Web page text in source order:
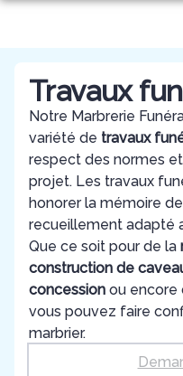
Aller
PRÉVOIR SES OBSÈQUES
MONUMENTS
SERVICES AUX FAMILLES
NOTRE AGENCE
AGENCE DE RIVE-DE-
ESPACES HOMMAGES
Travaux
Notre Marbrerie
variété de travaux
respect des normes
projet. Les travaux
honorer la mémoire
recueillement adapté
Que ce soit pour de la
construction de
concession ou encore
vous pouvez faire
marbrier.